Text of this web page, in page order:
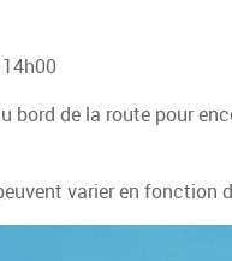
bord de la route pour
varier en fonction